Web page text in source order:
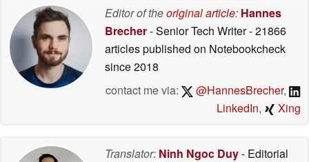
Editor of theoriginal article: Hannes
Brecher- Senior Tech Writer- 21866
articles published on Notebookcheck
since 2018
contact me via:
@HannesBrecher,
LinkedIn, Xing
Translator: Ninh Ngoc Duy- Editorial